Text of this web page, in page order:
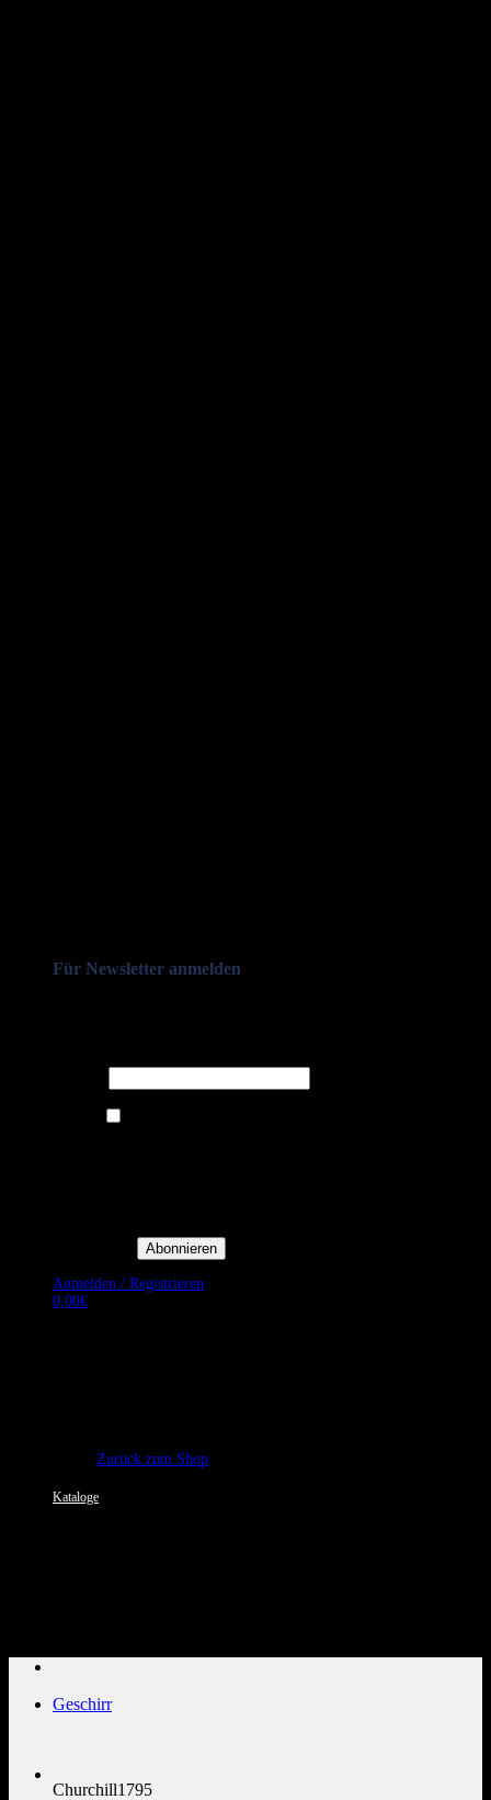
Für Newsletter anmelden
Anmelden / Registrieren
0,00€
Zurück zum Shop
Kataloge
Geschirr
Churchill1795